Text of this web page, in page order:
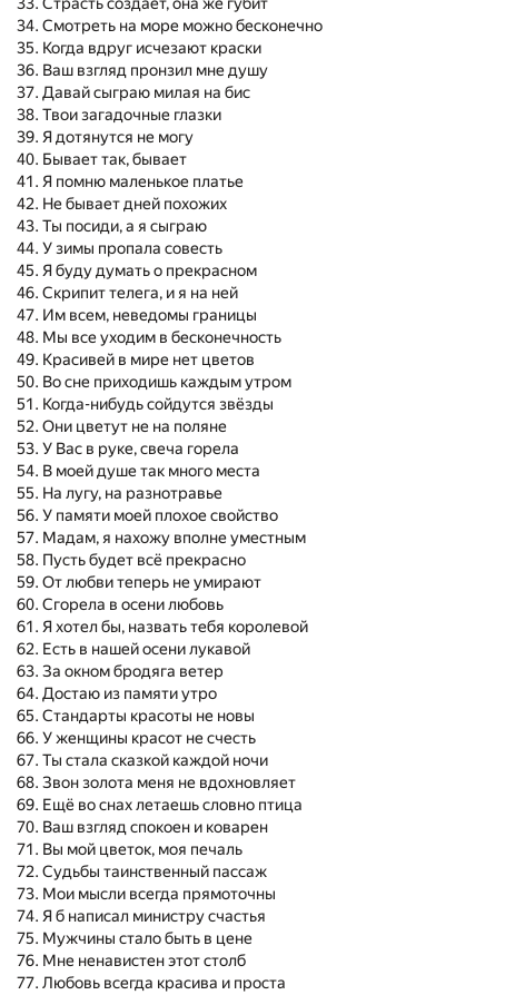
Страсть создаёт, она же губит
Смотреть на море можно бесконечно
Когда вдруг исчезают краски
Ваш взгляд пронзил мне душу
Давай сыграю милая на бис
Твои загадочные глазки
Я дотянутся не могу
Бывает так, бывает
Я помню маленькое платье
Не бывает дней похожих
Ты посиди, а я сыграю
У зимы пропала совесть
Я буду думать о прекрасном
Скрипит телега, и я на ней
Им всем, неведомы границы
Мы все уходим в бесконечность
Красивей в мире нет цветов
Во сне приходишь каждым утром
Когда-нибудь сойдутся звёзды
Они цветут не на поляне
У Вас в руке, свеча горела
В моей душе так много места
На лугу, на разнотравье
У памяти моей плохое свойство
Мадам, я нахожу вполне уместным
Пусть будет всё прекрасно
От любви теперь не умирают
Сгорела в осени любовь
Я хотел бы, назвать тебя королевой
Есть в нашей осени лукавой
За окном бродяга ветер
Достаю из памяти утро
Стандарты красоты не новы
У женщины красот не счесть
Ты стала сказкой каждой ночи
Звон золота меня не вдохновляет
Ещё во снах летаешь словно птица
Ваш взгляд спокоен и коварен
Вы мой цветок, моя печаль
Судьбы таинственный пассаж
Мои мысли всегда прямоточны
Я б написал министру счастья
Мужчины стало быть в цене
Мне ненавистен этот столб
Любовь всегда красива и проста